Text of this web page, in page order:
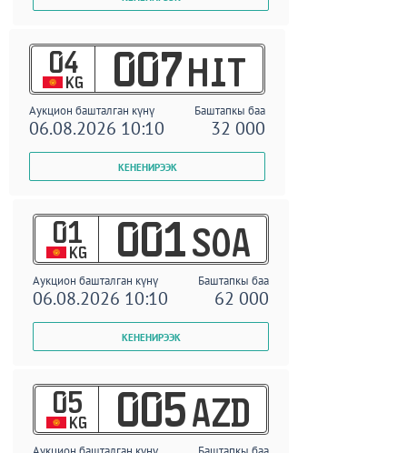
04
KG 007 HIT
Аукцион башталган күнү Баштапкы баа
06.08.2026 10:10 32 000
01
KG 001 SOA
Аукцион башталган күнү Баштапкы баа
06.08.2026 10:10 62 000
05
KG 005 AZD